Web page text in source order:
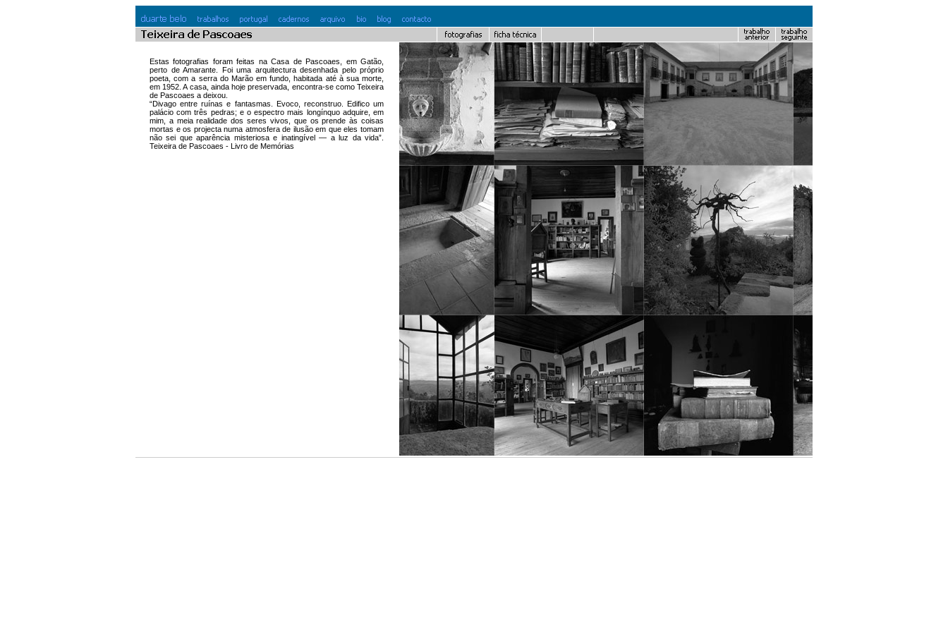
Estas fotografias foram feitas na Casa de Pascoaes, em Gatão,
perto de Amarante. Foi uma arquitectura desenhada pelo próprio
poeta, com a serra do Marão em fundo, habitada até à sua morte,
em 1952. A casa, ainda hoje preservada, encontra-se como Teixeira
de Pascoaes a deixou.
“Divago entre ruínas e fantasmas. Evoco, reconstruo. Edifico um
palácio com três pedras; e o espectro mais longínquo adquire, em
mim, a meia realidade dos seres vivos, que os prende às coisas
mortas e os projecta numa atmosfera de ilusão em que eles tomam
não sei que aparência misteriosa e inatingível — a luz da vida”.
Teixeira de Pascoaes - Livro de Memórias